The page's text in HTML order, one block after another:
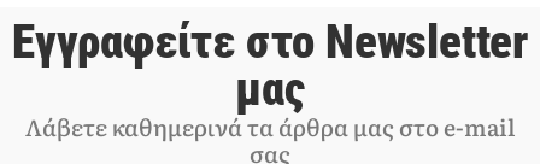
Εγγραφείτε στο Newsletter
μας
Λάβετε καθημερινά τα άρθρα μας στο e-mail
σας